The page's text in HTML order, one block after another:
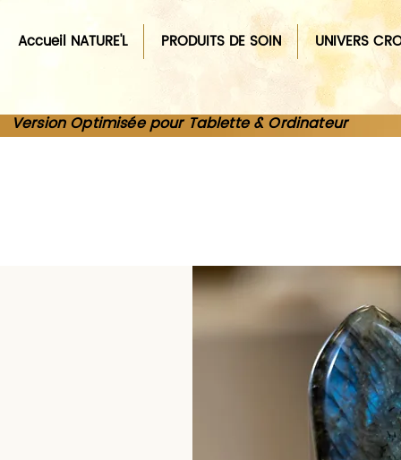
Accueil NATURE'L PRODUITS DE SOIN UNIVERS
Version Optimisée pour Tablette & Ordinateur